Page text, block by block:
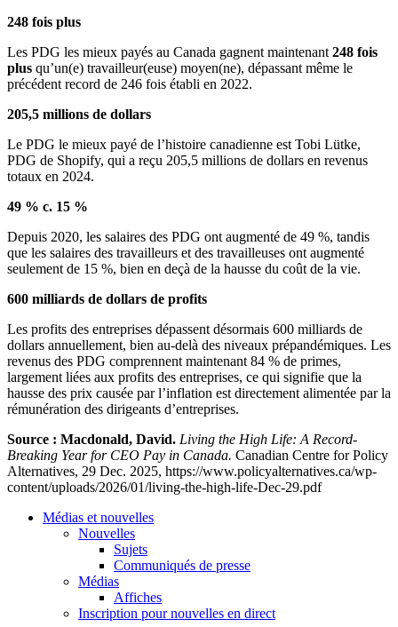
248 fois plus
Les PDG les mieux payés au Canada gagnent maintenant 248 fois
plus qu’un(e) travailleur(euse) moyen(ne), dépassant même le
précédent record de 246 fois établi en 2022.
205,5 millions de dollars
Le PDG le mieux payé de l’histoire canadienne est Tobi Lütke,
PDG de Shopify, qui a reçu 205,5 millions de dollars en revenus
totaux en 2024.
49 % c. 15 %
Depuis 2020, les salaires des PDG ont augmenté de 49 %, tandis
que les salaires des travailleurs et des travailleuses ont augmenté
seulement de 15 %, bien en deçà de la hausse du coût de la vie.
600 milliards de dollars de profits
Les profits des entreprises dépassent désormais 600 milliards de
dollars annuellement, bien au-delà des niveaux prépandémiques. Les
revenus des PDG comprennent maintenant 84 % de primes,
largement liées aux profits des entreprises, ce qui signifie que la
hausse des prix causée par l’inflation est directement alimentée par la
rémunération des dirigeants d’entreprises.
Source : Macdonald, David. Living the High Life: A Record-
Breaking Year for CEO Pay in Canada. Canadian Centre for Policy
Alternatives, 29 Dec. 2025, https://www.policyalternatives.ca/wp-
content/uploads/2026/01/living-the-high-life-Dec-29.pdf
Médias et nouvelles
Nouvelles
Sujets
Communiqués de presse
Médias
Affiches
Inscription pour nouvelles en direct